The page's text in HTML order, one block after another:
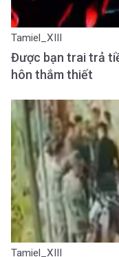
Tamiel_XIII
Được bạn trai trả
hôn thắm thiết
Tamiel_XIII